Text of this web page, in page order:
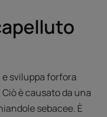
sviluppa forfora
è causato da una
sebacee. È